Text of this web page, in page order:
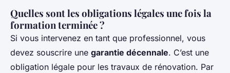
Quelles sont les obligations légales une fois la
formation terminée ?
Si vous intervenez en tant que professionnel, vous
devez souscrire une garantie décennale. C’est une
obligation légale pour les travaux de rénovation. Par